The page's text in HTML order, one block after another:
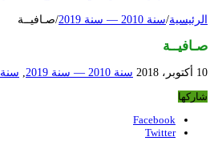
الرئيسية/سنة 2010 — سنة 2019 /صـافيــة
صـافيــة
10 أكتوبر، 2018 سنة 2010 — سنة 2019 , سنة 2015
شاركها
Facebook
Twitter